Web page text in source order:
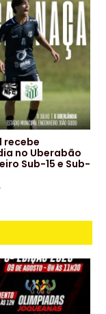
recebe
no Uberabão
Sub-15 e Sub-